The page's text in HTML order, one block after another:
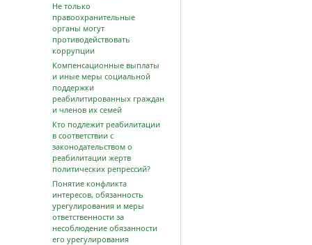
Не только
правоохранительные
органы могут
противодействовать
коррупции
Компенсационные выплаты
и иные меры социальной
поддержки
реабилитированных граждан
и членов их семей
Кто подлежит реабилитации
в соответствии с
законодательством о
реабилитации жертв
политических репрессий?
Понятие конфликта
интересов, обязанность
урегулирования и меры
ответственности за
несоблюдение обязанности
его урегулирования